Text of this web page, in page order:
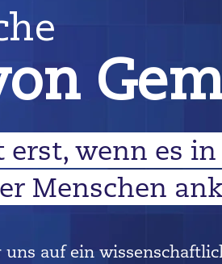
wenn es
Menschen
auf ein